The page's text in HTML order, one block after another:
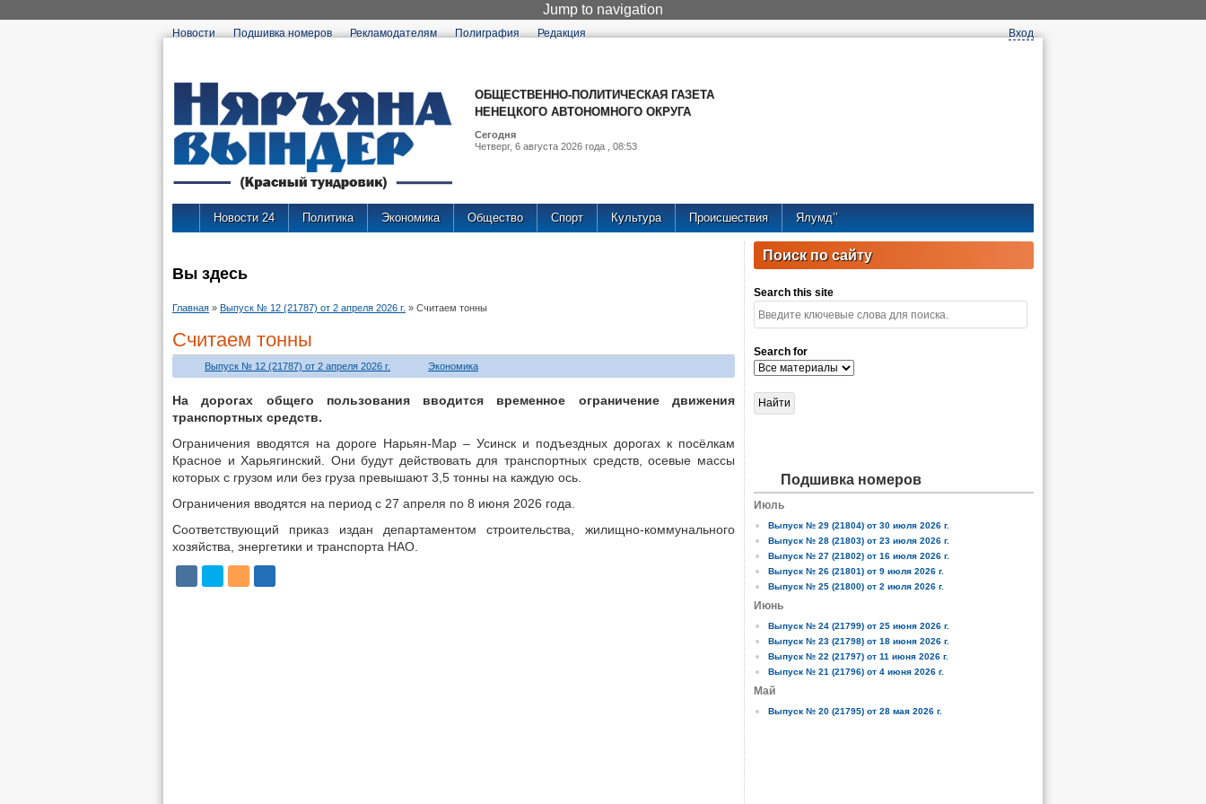
Jump to navigation
Новости Подшивка номеров Рекламодателям Полиграфия Редакция Вход
ОБЩЕСТВЕННО-ПОЛИТИЧЕСКАЯ ГАЗЕТА
НЕНЕЦКОГО АВТОНОМНОГО ОКРУГА
Сегодня
Четверг, 6 августа 2026 года , 08:53
Новости 24 Политика Экономика Общество Спорт Культура Происшествия Ялумд’’
Вы здесь
Главная » Выпуск № 12 (21787) от 2 апреля 2026 г. » Считаем тонны
Считаем тонны
Выпуск № 12 (21787) от 2 апреля 2026 г. Экономика
На дорогах общего пользования вводится временное ограничение движения
транспортных средств.
Ограничения вводятся на дороге Нарьян-Мар – Усинск и подъездных дорогах к посёлкам
Красное и Харьягинский. Они будут действовать для транспортных средств, осевые массы
которых с грузом или без груза превышают 3,5 тонны на каждую ось.
Ограничения вводятся на период с 27 апреля по 8 июня 2026 года.
Соответствующий приказ издан департаментом строи­тельства, жилищно-коммунального
хозяйства, энергетики и транспорта НАО.
Поиск по сайту
Search this site
Search for
Подшивка номеров
Июль
Выпуск № 29 (21804) от 30 июля 2026 г.
Выпуск № 28 (21803) от 23 июля 2026 г.
Выпуск № 27 (21802) от 16 июля 2026 г.
Выпуск № 26 (21801) от 9 июля 2026 г.
Выпуск № 25 (21800) от 2 июля 2026 г.
Июнь
Выпуск № 24 (21799) от 25 июня 2026 г.
Выпуск № 23 (21798) от 18 июня 2026 г.
Выпуск № 22 (21797) от 11 июня 2026 г.
Выпуск № 21 (21796) от 4 июня 2026 г.
Май
Выпуск № 20 (21795) от 28 мая 2026 г.